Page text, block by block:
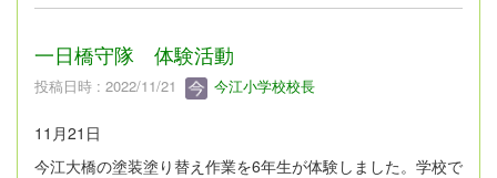
一日橋守隊 体験活動
投稿日時 : 2022/11/21 今江小学校校長
11月21日
今江大橋の塗装塗り替え作業を6年生が体験しました。学校で